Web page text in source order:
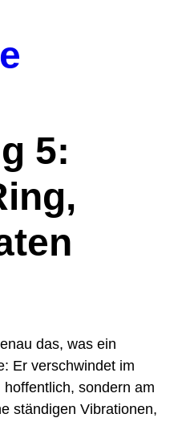
5:
das, was ein
Er verschwindet im
sondern am
ständigen Vibrationen,